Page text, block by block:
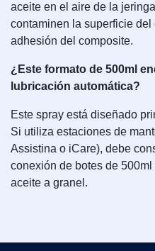
aceite en el aire de la
contaminen la superficie
adhesión del composite.
¿Este formato de 500ml
lubricación automática?
Este spray está diseñado
Si utiliza estaciones de
Assistina o iCare), debe
conexión de botes de
aceite a granel.